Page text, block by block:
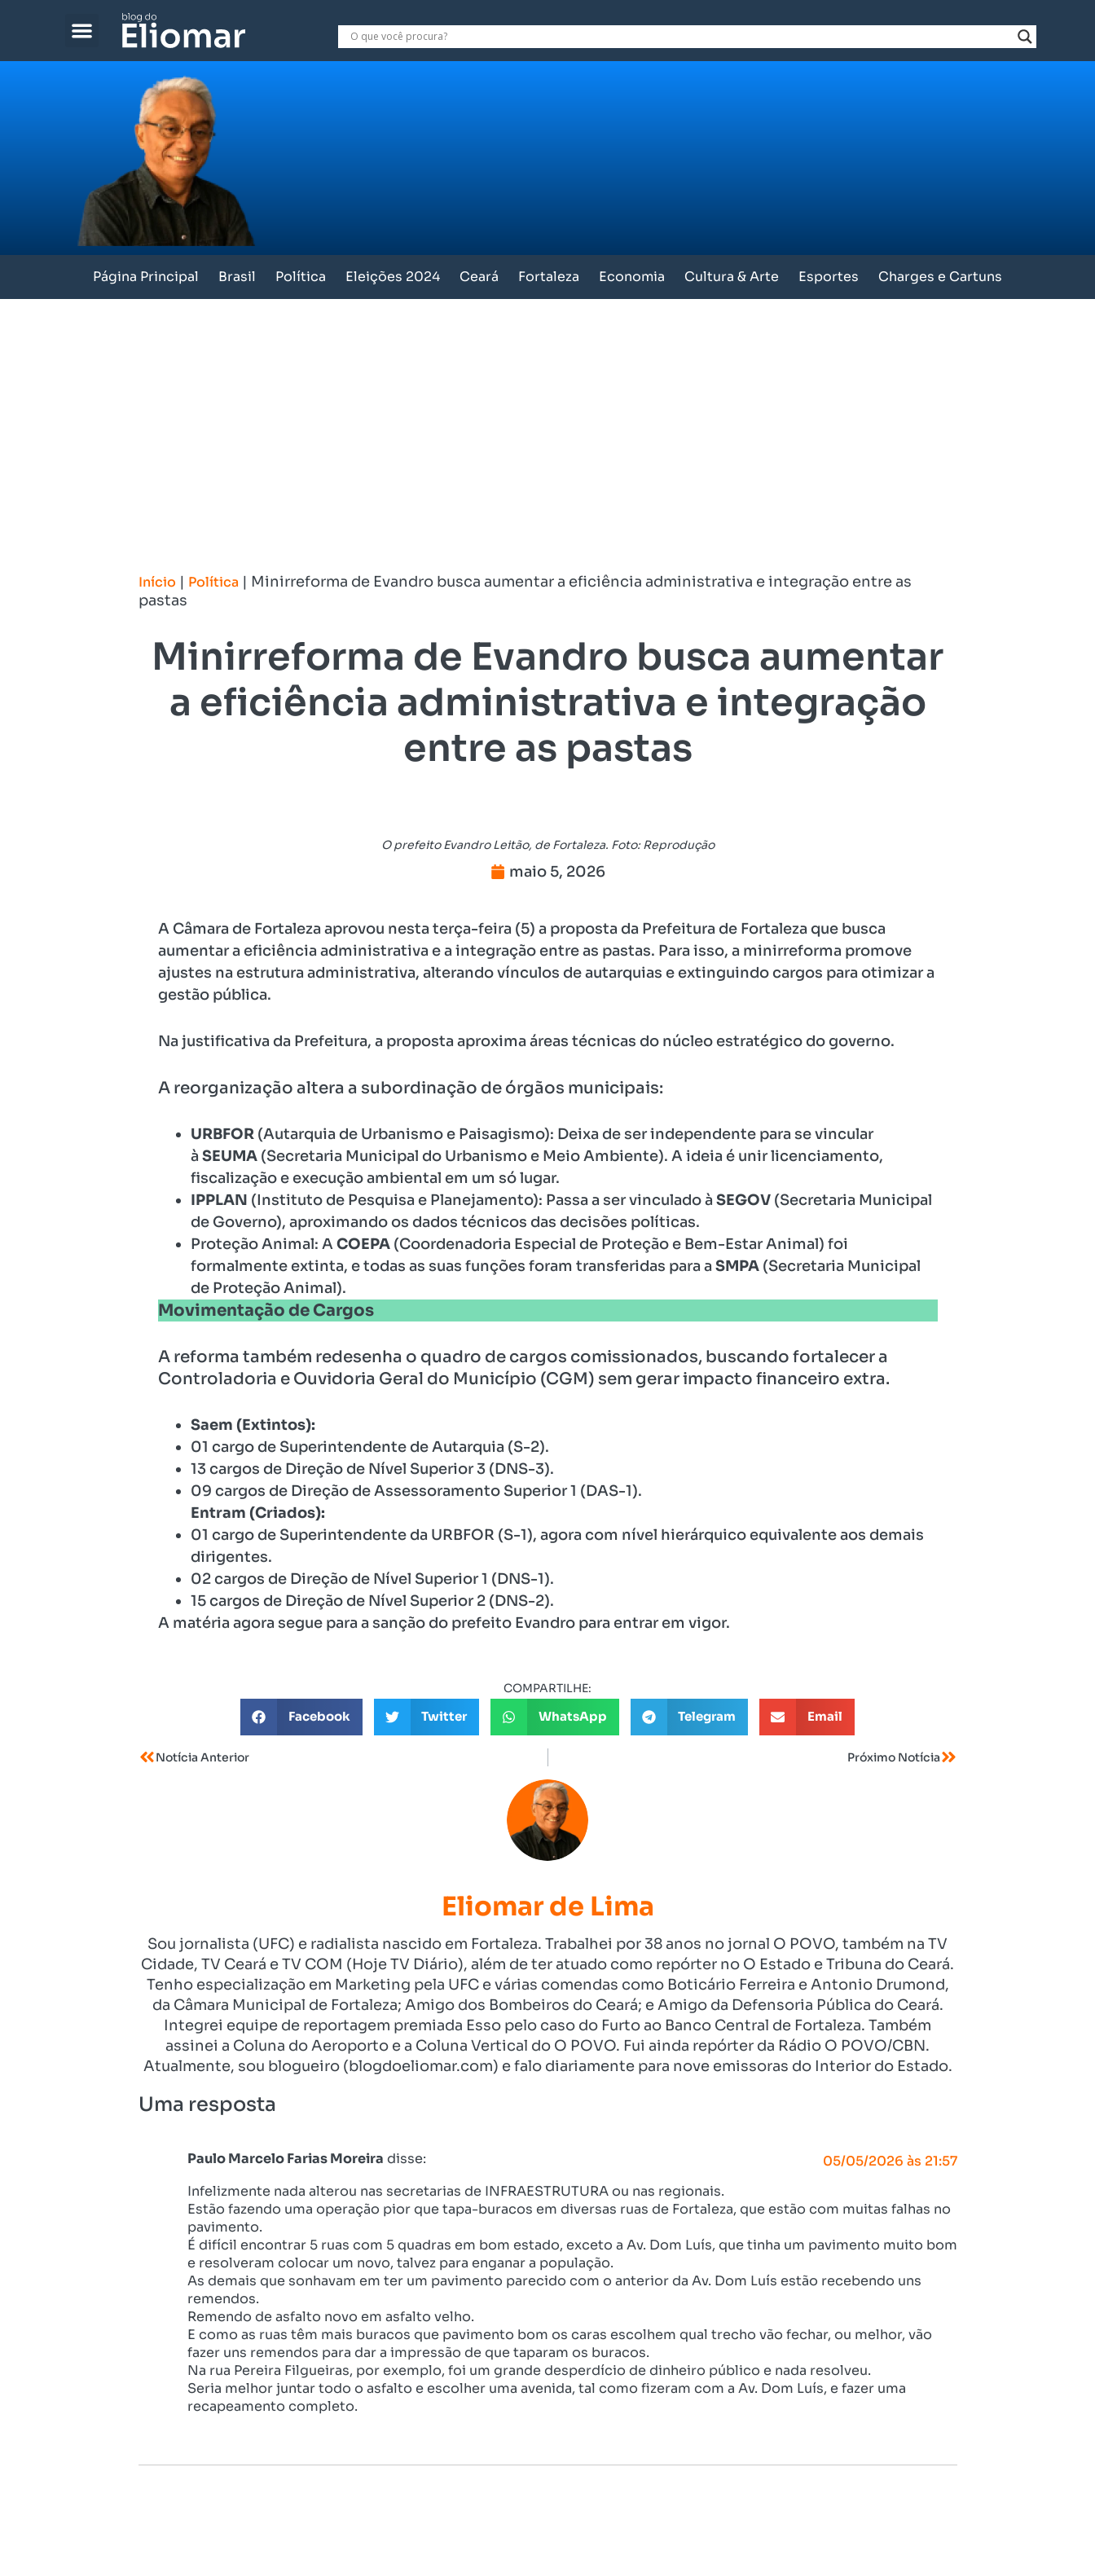
Página Principal Brasil Política Eleições 2024 Ceará Fortaleza Economia Cultura & Arte Esportes Charges e Cartuns
Início | Política | Minirreforma de Evandro busca aumentar a eficiência administrativa e integração entre as
pastas
Minirreforma de Evandro busca aumentar
a eficiência administrativa e integração
entre as pastas
O prefeito Evandro Leitão, de Fortaleza. Foto: Reprodução
maio 5, 2026
A Câmara de Fortaleza aprovou nesta terça-feira (5) a proposta da Prefeitura de Fortaleza que busca
aumentar a eficiência administrativa e a integração entre as pastas. Para isso, a minirreforma promove
ajustes na estrutura administrativa, alterando vínculos de autarquias e extinguindo cargos para otimizar a
gestão pública.
Na justificativa da Prefeitura, a proposta aproxima áreas técnicas do núcleo estratégico do governo.
A reorganização altera a subordinação de órgãos municipais:
URBFOR (Autarquia de Urbanismo e Paisagismo): Deixa de ser independente para se vincular
à SEUMA(Secretaria Municipal do Urbanismo e Meio Ambiente). A ideia é unir licenciamento,
fiscalização e execução ambiental em um só lugar.
IPPLAN (Instituto de Pesquisa e Planejamento): Passa a ser vinculado à SEGOV(Secretaria Municipal
de Governo), aproximando os dados técnicos das decisões políticas.
Proteção Animal: ACOEPA(Coordenadoria Especial de Proteção e Bem-Estar Animal) foi
formalmente extinta, e todas as suas funções foram transferidas para a SMPA(Secretaria Municipal
de Proteção Animal).
Movimentação de Cargos
A reforma também redesenha o quadro de cargos comissionados, buscando fortalecer a
Controladoria e Ouvidoria Geral do Município (CGM) sem gerar impacto financeiro extra.
Saem (Extintos):
01 cargo de Superintendente de Autarquia (S-2).
13 cargos de Direção de Nível Superior 3 (DNS-3).
09 cargos de Direção de Assessoramento Superior 1 (DAS-1).
Entram (Criados):
01 cargo de Superintendente da URBFOR (S-1), agora com nível hierárquico equivalente aos demais
dirigentes.
02 cargos de Direção de Nível Superior 1 (DNS-1).
15 cargos de Direção de Nível Superior 2 (DNS-2).
A matéria agora segue para a sanção do prefeito Evandro para entrar em vigor.
COMPARTILHE:
Facebook Twitter WhatsApp Telegram Email
Notícia Anterior Próximo Notícia
Eliomar de Lima
Sou jornalista (UFC) e radialista nascido em Fortaleza. Trabalhei por 38 anos no jornal O POVO, também na TV
Cidade, TV Ceará e TV COM (Hoje TV Diário), além de ter atuado como repórter no O Estado e Tribuna do Ceará.
Tenho especialização em Marketing pela UFC e várias comendas como Boticário Ferreira e Antonio Drumond,
da Câmara Municipal de Fortaleza; Amigo dos Bombeiros do Ceará; e Amigo da Defensoria Pública do Ceará.
Integrei equipe de reportagem premiada Esso pelo caso do Furto ao Banco Central de Fortaleza. Também
assinei a Coluna do Aeroporto e a Coluna Vertical do O POVO. Fui ainda repórter da Rádio O POVO/CBN.
Atualmente, sou blogueiro (blogdoeliomar.com) e falo diariamente para nove emissoras do Interior do Estado.
Uma resposta
Paulo Marcelo Farias Moreira disse:
05/05/2026 às 21:57
Infelizmente nada alterou nas secretarias de INFRAESTRUTURA ou nas regionais.
Estão fazendo uma operação pior que tapa-buracos em diversas ruas de Fortaleza, que estão com muitas falhas no
pavimento.
É difícil encontrar 5 ruas com 5 quadras em bom estado, exceto a Av. Dom Luís, que tinha um pavimento muito bom
e resolveram colocar um novo, talvez para enganar a população.
As demais que sonhavam em ter um pavimento parecido com o anterior da Av. Dom Luís estão recebendo uns
remendos.
Remendo de asfalto novo em asfalto velho.
E como as ruas têm mais buracos que pavimento bom os caras escolhem qual trecho vão fechar, ou melhor, vão
fazer uns remendos para dar a impressão de que taparam os buracos.
Na rua Pereira Filgueiras, por exemplo, foi um grande desperdício de dinheiro público e nada resolveu.
Seria melhor juntar todo o asfalto e escolher uma avenida, tal como fizeram com a Av. Dom Luís, e fazer uma
recapeamento completo.